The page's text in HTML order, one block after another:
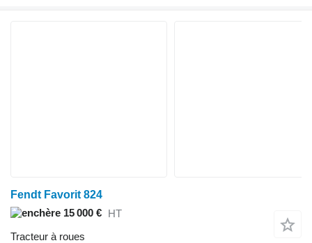
Fendt Favorit 824
15 000 € HT
Tracteur à roues